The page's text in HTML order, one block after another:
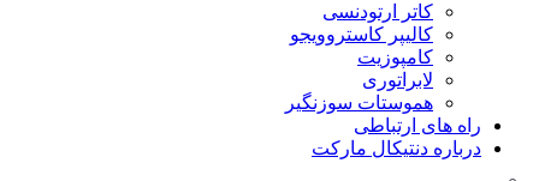
کاتر ارتودنسی
کالیپر کاستروویجو
کامپوزیت
لابراتوری
هموستات سوزنگیر
راه های ارتباطی
درباره دنتیکال مارکت